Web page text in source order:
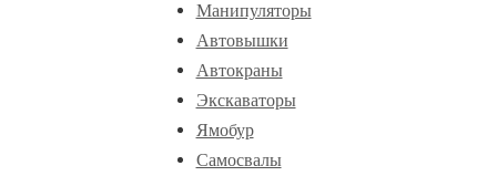
Манипуляторы
Автовышки
Автокраны
Экскаваторы
Ямобур
Самосвалы